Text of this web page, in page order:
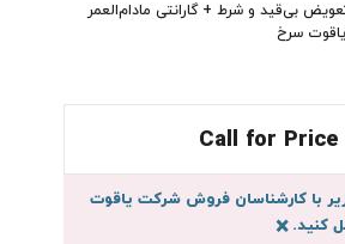
بی‌قید و شرط + گارانتی مادام‌العمر
سرخ
Call for Price
با کارشناسان فروش شرکت یاقوت
کنید.×